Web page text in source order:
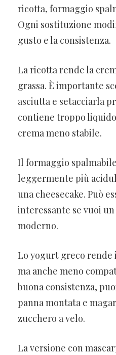
ricotta, formaggio
Ogni sostituzione
gusto e la consistenza.
La ricotta rende la
grassa. È importante
asciutta e setacciarla
contiene troppo
crema meno stabile.
Il formaggio
leggermente più
una cheesecake. Può
interessante se vuoi
moderno.
Lo yogurt greco
ma anche meno
buona consistenza,
panna montata e
zucchero a velo.
La versione con